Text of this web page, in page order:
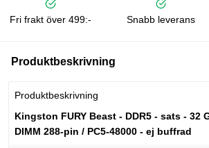
Fri frakt över 499:- Snabb leverans
Produktbeskrivning
Produktbeskrivning
Kingston FURY Beast - DDR5 - sats - 32
DIMM 288-pin / PC5-48000 - ej buffrad